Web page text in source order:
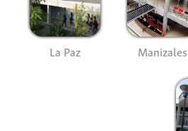
La Paz Manizales